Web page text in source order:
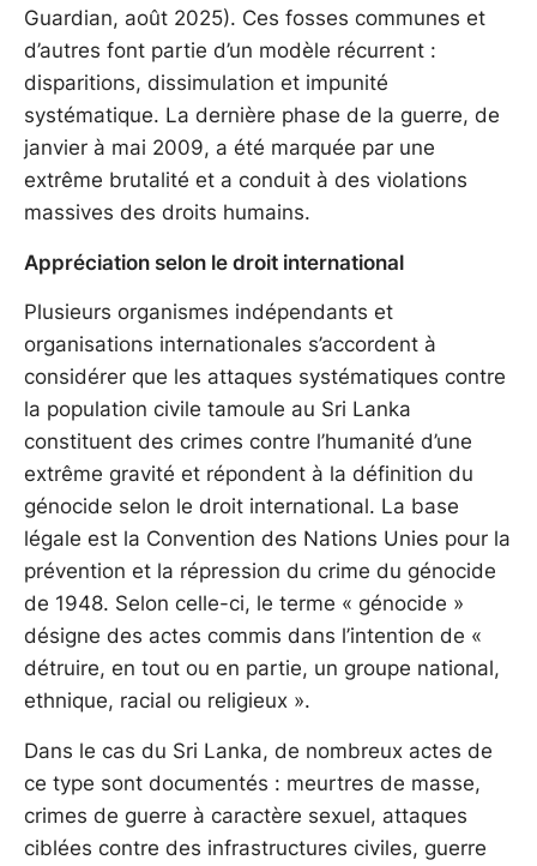
Guardian, août 2025). Ces fosses communes et
d’autres font partie d’un modèle récurrent :
disparitions, dissimulation et impunité
systématique. La dernière phase de la guerre, de
janvier à mai 2009, a été marquée par une
extrême brutalité et a conduit à des violations
massives des droits humains.
Appréciation selon le droit international
Plusieurs organismes indépendants et
organisations internationales s’accordent à
considérer que les attaques systématiques contre
la population civile tamoule au Sri Lanka
constituent des crimes contre l’humanité d’une
extrême gravité et répondent à la définition du
génocide selon le droit international. La base
légale est la Convention des Nations Unies pour la
prévention et la répression du crime du génocide
de 1948. Selon celle-ci, le terme « génocide »
désigne des actes commis dans l’intention de «
détruire, en tout ou en partie, un groupe national,
ethnique, racial ou religieux ».
Dans le cas du Sri Lanka, de nombreux actes de
ce type sont documentés : meurtres de masse,
crimes de guerre à caractère sexuel, attaques
ciblées contre des infrastructures civiles, guerre